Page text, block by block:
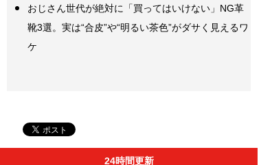
おじさん世代が絶対に「買ってはいけない」NG革
靴3選。実は“合皮”や“明るい茶色”がダサく見えるワ
ケ
24時間更新